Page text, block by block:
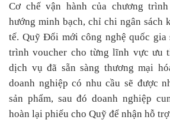
Cơ chế vận hành của chương
hướng minh bạch, chỉ chi ngân sách
tế. Quỹ Đổi mới công nghệ quốc gia
trình voucher cho từng lĩnh vực ưu
dịch vụ đã sẵn sàng thương mại
doanh nghiệp có nhu cầu sẽ được
sản phẩm, sau đó doanh nghiệp
hoàn lại phiếu cho Quỹ để nhận hỗ